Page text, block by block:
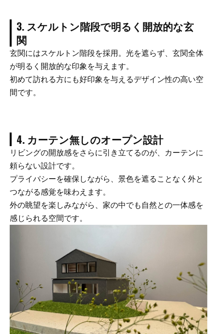
3. スケルトン階段で明るく開放的な玄
関
玄関にはスケルトン階段を採用。光を遮らず、玄関全体
が明るく開放的な印象を与えます。
初めて訪れる方にも好印象を与えるデザイン性の高い空
間です。
4. カーテン無しのオープン設計
リビングの開放感をさらに引き立てるのが、カーテンに
頼らない設計です。
プライバシーを確保しながら、景色を遮ることなく外と
つながる感覚を味わえます。
外の眺望を楽しみながら、家の中でも自然との一体感を
感じられる空間です。